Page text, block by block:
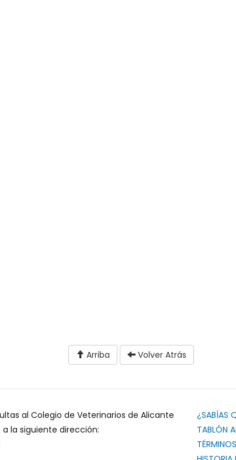
Arriba Volver Atrás
al Colegio de Veterinarios de Alicante
la siguiente dirección:
¿SABÍAS
TABLÓN